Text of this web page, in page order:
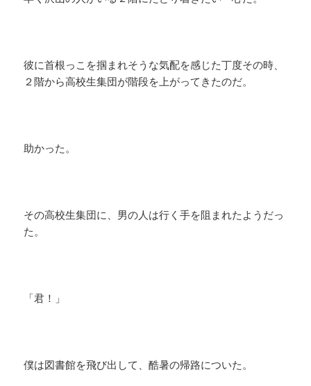
彼に首根っこを掴まれそうな気配を感じた丁度その時、
２階から高校生集団が階段を上がってきたのだ。
助かった。
その高校生集団に、男の人は行く手を阻まれたようだっ
た。
「君！」
僕は図書館を飛び出して、酷暑の帰路についた。